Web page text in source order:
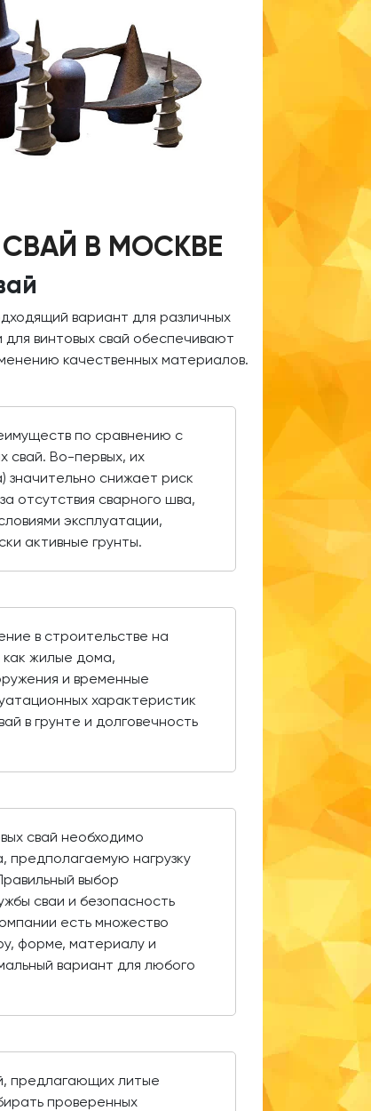
В МОСКВЕ
вариант для различных
винтовых свай обеспечивают
качественных материалов.
по сравнению с
свай. Во-первых, их
значительно снижает риск
отсутствия сварного шва,
эксплуатации,
активные грунты.
в строительстве на
как жилые дома,
и временные
характеристик
в грунте и долговечность
свай необходимо
предполагаемую нагрузку
выбор
сваи и безопасность
есть множество
форме, материалу и
вариант для любого
предлагающих литые
проверенных